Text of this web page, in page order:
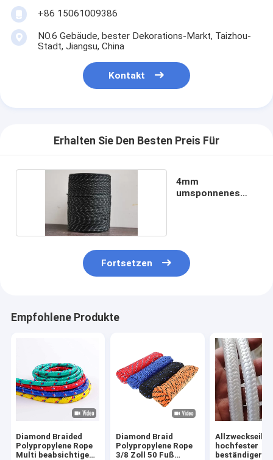
+86 15061009386
NO.6 Gebäude, bester Dekorations-Markt, Taizhou-
Stadt, Jiangsu, China
Kontakt
Erhalten Sie Den Besten Preis Für
4mm
umsponnenes
Fortsetzen
Empfohlene Produkte
Diamond Braided
Polypropylene Rope
Multi beabsichtigen
Diamond Braid
Polypropylene Rope
3/8 Zoll 50 Fuß
Allzweckseil-
hochfester
beständiger